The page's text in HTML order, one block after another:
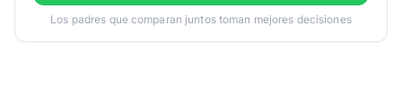
Los padres que comparan juntos toman mejores decisiones